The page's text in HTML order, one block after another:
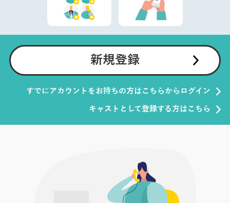
新規登録
すでにアカウントをお持ちの方はこちらからログイン
キャストとして登録する方はこちら